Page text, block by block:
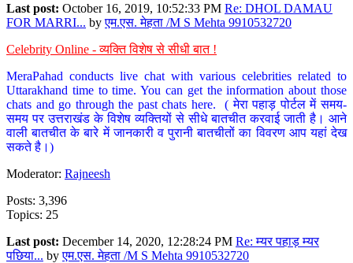
Last post: October 16, 2019, 10:52:33 PM Re: DHOL DAMAU
FOR MARRI... byएम.एस. मेहता /M S Mehta 9910532720
Celebrity Online - व्यक्ति विशेष से सीधी बात !
MeraPahad conducts live chat with various celebrities related to
Uttarakhand time to time. You can get the information about those
chats and go through the past chats here. ( मेरा पहाड़ पोर्टल में समय-
समय पर उत्तराखंड के विशेष व्यक्तियों से सीधे बातचीत करवाई जाती है। आने
वाली बातचीत के बारे में जानकारी व पुरानी बातचीतों का विवरण आप यहां देख
सकते है।)
Moderator: Rajneesh
Posts: 3,396
Topics: 25
Last post: December 14, 2020, 12:28:24 PM Re: म्यर पहाड़ म्यर
पछिया... byएम.एस. मेहता /M S Mehta 9910532720